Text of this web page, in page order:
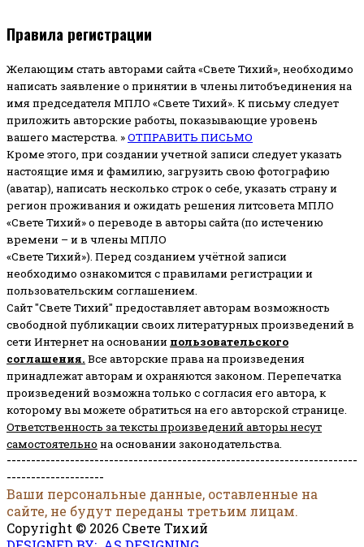
Правила регистрации
Желающим стать авторами сайта «Свете Тихий», необходимо
написать заявление о принятии в члены литобъединения на
имя председателя МПЛО «Свете Тихий». К письму следует
приложить авторские работы, показывающие уровень
вашего мастерства. »ОТПРАВИТЬ ПИСЬМО
Кроме этого, при создании учетной записи следует указать
настоящие имя и фамилию, загрузить свою фотографию
(аватар), написать несколько строк о себе, указать страну и
регион проживания и ожидать решения литсовета МПЛО
«Свете Тихий» о переводе в авторы сайта (по истечению
времени – и в члены МПЛО
«Свете Тихий»). Перед созданием учётной записи
необходимо ознакомится с правилами регистрации и
пользовательским соглашением.
Сайт "Свете Тихий" предоставляет авторам возможность
свободной публикации своих литературных произведений в
сети Интернет на основании пользовательского
соглашения. Все авторские права на произведения
принадлежат авторам и охраняются законом. Перепечатка
произведений возможна только с согласия его автора, к
которому вы можете обратиться на его авторской странице.
Ответственность за тексты произведений авторы несут
самостоятельно на основании законодательства.
------------------------------------------------------------------------
--------------------
Ваши персональные данные, оставленные на
сайте, не будут переданы третьим лицам.
Copyright © 2026 Свете Тихий